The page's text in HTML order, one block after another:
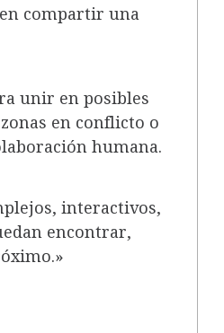
compartir una
unir en posibles
en conflicto o
humana.
interactivos,
encontrar,